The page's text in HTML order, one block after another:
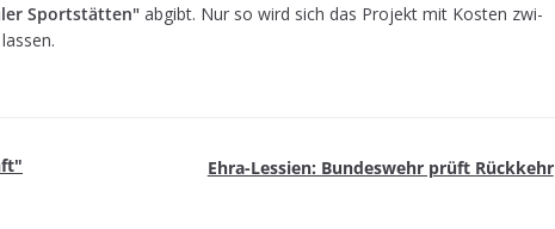
Sport­stät­ten" abgibt. Nur so wird sich das Pro­jekt mit Kos­ten zwi­
Ehra-Les­sien: Bun­des­wehr prüft Rückkehr